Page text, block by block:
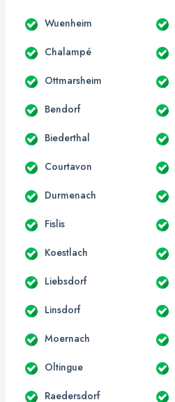
Wuenheim
Chalampé
Ottmarsheim
Bendorf
Biederthal
Courtavon
Durmenach
Fislis
Koestlach
Liebsdorf
Linsdorf
Moernach
Oltingue
Raedersdorf